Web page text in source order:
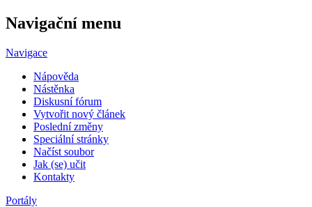
Navigační menu
Navigace
Nápověda
Nástěnka
Diskusní fórum
Vytvořit nový článek
Poslední změny
Speciální stránky
Načíst soubor
Jak (se) učit
Kontakty
Portály